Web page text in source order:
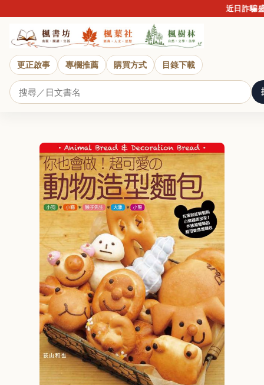
近日詐騙盛
更正啟事 專欄推薦 購買方式 目錄下載